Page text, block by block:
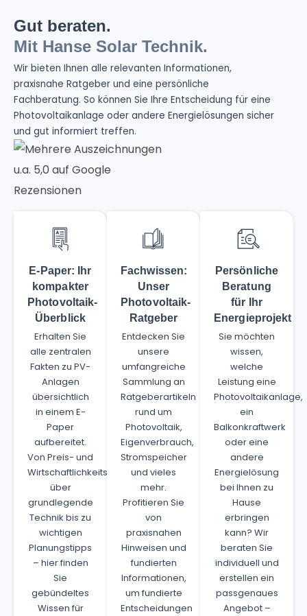
Gut beraten.
Mit Hanse Solar Technik.
Wir bieten Ihnen alle relevanten Informationen,
praxisnahe Ratgeber und eine persönliche
Fachberatung. So können Sie Ihre Entscheidung für eine
Photovoltaikanlage oder andere Energielösungen sicher
und gut informiert treffen.
E-Paper: Ihr
kompakter
Photovoltaik-
Überblick
Erhalten Sie
alle zentralen
Fakten zu PV-
Anlagen
übersichtlich
in einem E-
Paper
aufbereitet.
Von Preis- und
Wirtschaftlichkeitsbeispielen
über
grundlegende
Technik bis zu
wichtigen
Planungstipps
– hier finden
Sie
gebündeltes
Wissen für
Fachwissen:
Unser
Photovoltaik-
Ratgeber
Entdecken Sie
unsere
umfangreiche
Sammlung an
Ratgeberartikeln
rund um
Photovoltaik,
Eigenverbrauch,
Stromspeicher
und vieles
mehr.
Profitieren Sie
von
praxisnahen
Hinweisen und
fundierten
Informationen,
um fundierte
Entscheidungen
Persönliche
Beratung
für Ihr
Energieprojekt
Sie möchten
wissen,
welche
Leistung eine
Photovoltaikanlage,
ein
Balkonkraftwerk
oder eine
andere
Energielösung
bei Ihnen zu
Hause
erbringen
kann? Wir
beraten Sie
individuell und
erstellen ein
passgenaues
Angebot –